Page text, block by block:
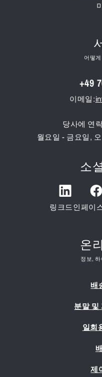
어떻
+49
이메일:
당사에 연
월요일 - 금요일,
소
링크드인페이
온
정보, 하
배
분말 및
일회
제